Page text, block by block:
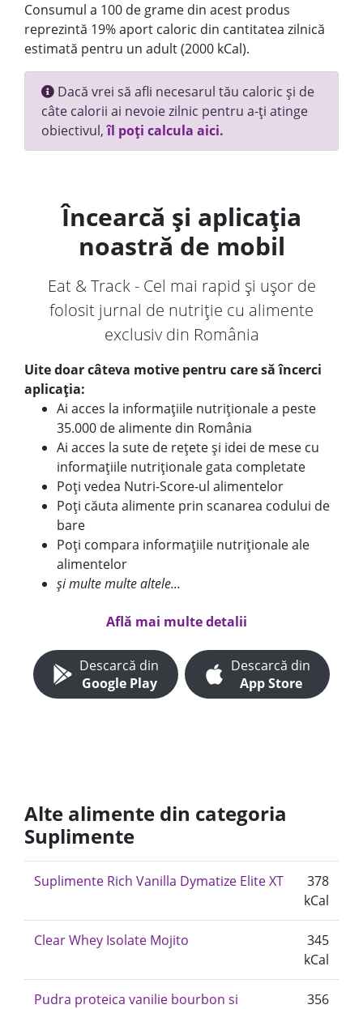
Consumul a 100 de grame din acest produs
reprezintă 19% aport caloric din cantitatea zilnică
estimată pentru un adult (2000 kCal).
Dacă vrei să afli necesarul tău caloric și de
câte calorii ai nevoie zilnic pentru a-ți atinge
obiectivul,îl poți calcula aici.
Încearcă și aplicația
noastră de mobil
Eat & Track - Cel mai rapid și ușor de
folosit jurnal de nutriție cu alimente
exclusiv din România
Uite doar câteva motive pentru care să încerci
aplicația:
Ai acces la informațiile nutriționale a peste
35.000 de alimente din România
Ai acces la sute de rețete și idei de mese cu
informațiile nutriționale gata completate
Poți vedea Nutri-Score-ul alimentelor
Poți căuta alimente prin scanarea codului de
bare
Poți compara informațiile nutriționale ale
alimentelor
și multe multe altele...
Află mai multe detalii
Descarcă din
Google Play
Descarcă din
App Store
Alte alimente din categoria
Suplimente
Suplimente Rich Vanilla Dymatize Elite XT
378
kCal
Clear Whey Isolate Mojito
345
kCal
Pudra proteica vanilie bourbon si
356